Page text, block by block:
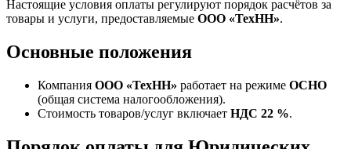
Настоящие условия оплаты регулируют порядок расчётов за
товары и услуги, предоставляемые ООО «ТехНН».
Основные положения
Компания ООО «ТехНН» работает на режиме ОСНО
(общая система налогообложения).
Стоимость товаров/услуг включает НДС 22 %.